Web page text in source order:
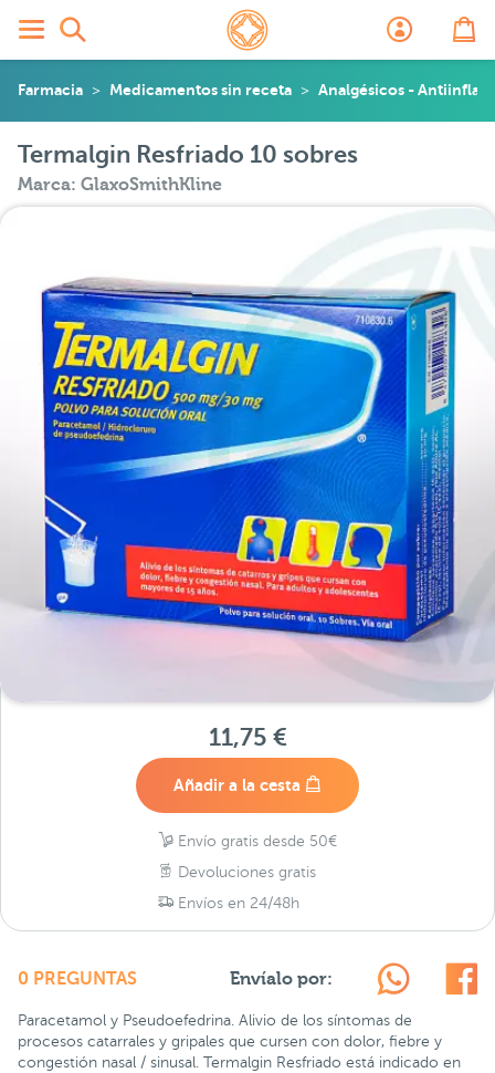
Farmacia Medicamentos sin receta Analgésicos -
Termalgin Resfriado 10 sobres
Marca: GlaxoSmithKline
11,75 €
Añadir a la cesta
Envío gratis desde 50€
Devoluciones gratis
Envíos en 24/48h
0 PREGUNTAS Envíalo por:
Paracetamol y Pseudoefedrina. Alivio de los síntomas de
procesos catarrales y gripales que cursen con dolor, fiebre y
congestión nasal / sinusal. Termalgin Resfriado está indicado en